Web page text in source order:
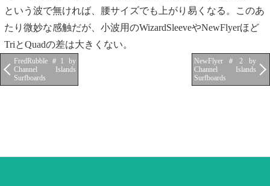
という波で無ければ、腰サイズでも上がり易くなる。このあ
たり微妙な感触だが、小波用のWizardSleeveやNewFlyerほど
TriとQuadの差は大きくない。
FredRubble＃1 by
Channel Islands
Surfboards
NewFlyer＃2 by
Channel Islands
Surfboards